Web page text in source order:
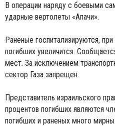
В операции наряду с боевыми
ударные вертолеты «Апачи».
Раненые госпитализируются,
погибших увеличится.
мест. За исключением
сектор Газа запрещен.
Представитель израильского
процентов погибших являются
погибших и раненых много